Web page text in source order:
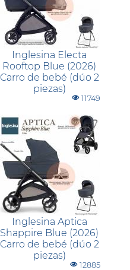
Inglesina Electa
Rooftop Blue (2026)
Carro de bebé (dúo 2
piezas)
11749
Inglesina Aptica
Shappire Blue (2026)
Carro de bebé (dúo 2
piezas)
12885